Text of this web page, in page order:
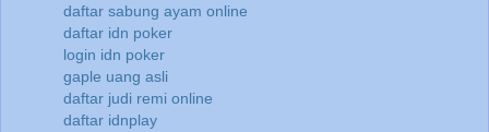
daftar sabung ayam online
daftar idn poker
login idn poker
gaple uang asli
daftar judi remi online
daftar idnplay